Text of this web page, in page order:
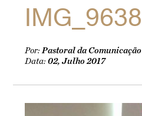
IMG_9638
Por:Pastoral da Comunicação
Data:02, Julho 2017